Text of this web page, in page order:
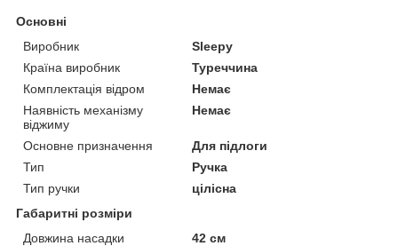
Основні
Виробник
Sleepy
Країна виробник
Туреччина
Комплектація відром
Немає
Наявність механізму
віджиму
Немає
Основне призначення
Для підлоги
Тип
Ручка
Тип ручки
цілісна
Габаритні розміри
Довжина насадки
42 см